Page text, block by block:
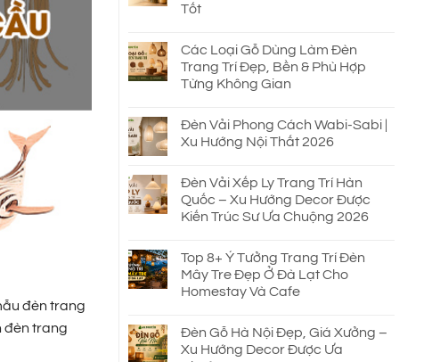
đèn trang
đèn trang
Tốt
Các Loại Gỗ Dùng Làm Đèn
Trang Trí Đẹp, Bền & Phù Hợp
Từng Không Gian
Đèn Vải Phong Cách Wabi-Sabi |
Xu Hướng Nội Thất 2026
Đèn Vải Xếp Ly Trang Trí Hàn
Quốc – Xu Hướng Decor Được
Kiến Trúc Sư Ưa Chuộng 2026
Top 8+ Ý Tưởng Trang Trí Đèn
Mây Tre Đẹp Ở Đà Lạt Cho
Homestay Và Cafe
Đèn Gỗ Hà Nội Đẹp, Giá Xưởng –
Xu Hướng Decor Được Ưa